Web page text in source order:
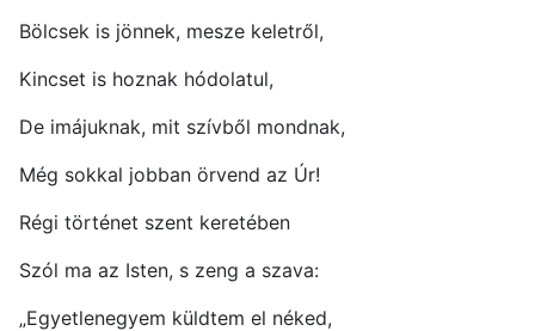
Bölcsek is jönnek, mesze keletről,
Kincset is hoznak hódolatul,
De imájuknak, mit szívből mondnak,
Még sokkal jobban örvend az Úr!
Régi történet szent keretében
Szól ma az Isten, s zeng a szava:
„Egyetlenegyem küldtem el néked,